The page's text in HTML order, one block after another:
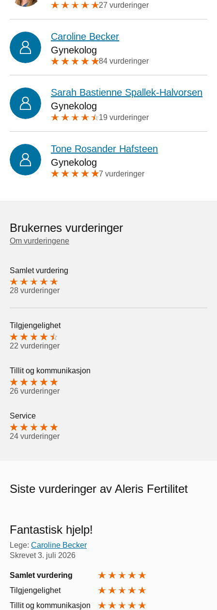
27 vurderinger
Caroline Becker
Gynekolog
84 vurderinger
Sarah Bastienne Spallek-Halvorsen
Gynekolog
19 vurderinger
Tone Rosander Hafsteen
Gynekolog
7 vurderinger
Brukernes vurderinger
Om vurderingene
Samlet vurdering
28 vurderinger
Tilgjengelighet
22 vurderinger
Tillit og kommunikasjon
26 vurderinger
Service
24 vurderinger
Siste vurderinger av Aleris Fertilitet
Fantastisk hjelp!
Lege: Caroline Becker
Skrevet3. juli 2026
Samlet vurdering
Tilgjengelighet
Tillit og kommunikasjon